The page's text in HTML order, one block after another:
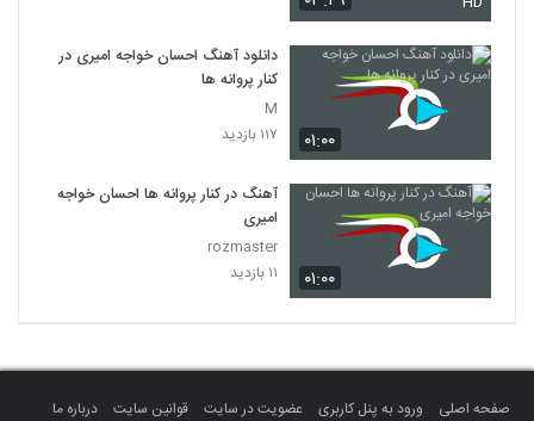
۰۱:۰۰
دانلود آهنگ احسان خواجه امیری در
کنار پروانه ها
M
۱۱۷ بازدید
۰۱:۰۰
آهنگ در کنار پروانه ها احسان خواجه
امیری
rozmaster
۱۱ بازدید
صفحه اصلی ورود به پنل کاربری عضویت در سایت قوانین سایت درباره ما